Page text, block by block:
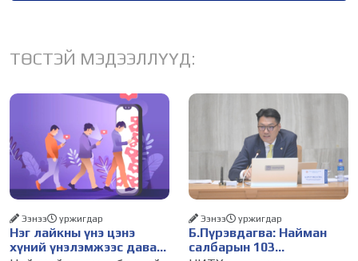
ТӨСТЭЙ МЭДЭЭЛЛҮҮД:
Нэг лайкны үнэ цэнэ
хүний үнэлэмжээс давах
Ээнээ уржигдар
Б.Пүрэвдагва: Найман
салбарын 103
Ээнээ уржигдар